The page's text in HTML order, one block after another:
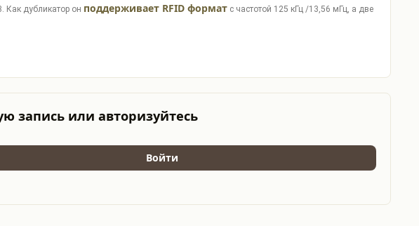
Как дубликатор он поддерживает RFID формат с частотой 125 кГц /13,56 мГц, а две
запись или авторизуйтесь
Войти